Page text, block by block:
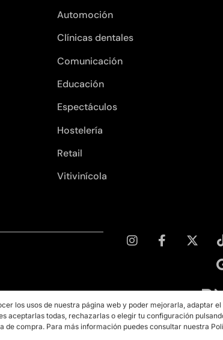
Automoción
Clínicas dentales
Comunicación
Educación
Espectáculos
Hostelería
Retail
Vitivinícola
Copyright © 2026
los usos de nuestra página web y poder mejorarla, adaptar
aceptarlas todas, rechazarlas o elegir tu configuración
compra. Para más información puedes consultar nuestra